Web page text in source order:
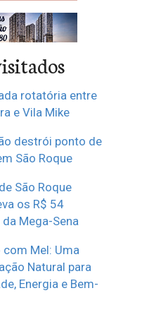
rotatória entre
e Vila Mike
destrói ponto de
São Roque
São Roque
os R$ 54
Mega-Sena
Mel: Uma
Natural para
Energia e Bem-